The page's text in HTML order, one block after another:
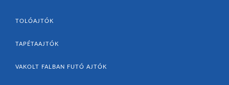
TOLÓAJTÓK
TAPÉTAAJTÓK
VAKOLT FALBAN FUTÓ AJTÓK